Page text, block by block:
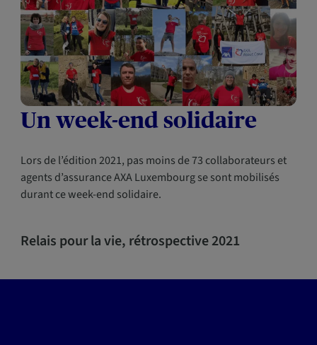
Un week-end solidaire
Lors de l’édition 2021, pas moins de 73 collaborateurs et
agents d’assurance AXA Luxembourg se sont mobilisés
durant ce week-end solidaire.
Relais pour la vie, rétrospective 2021